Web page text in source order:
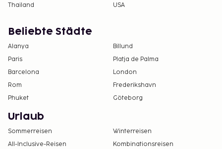
Thailand
USA
Beliebte Städte
Alanya
Billund
Paris
Platja de Palma
Barcelona
London
Rom
Frederikshavn
Phuket
Göteborg
Urlaub
Sommerreisen
Winterreisen
All-Inclusive-Reisen
Kombinationsreisen